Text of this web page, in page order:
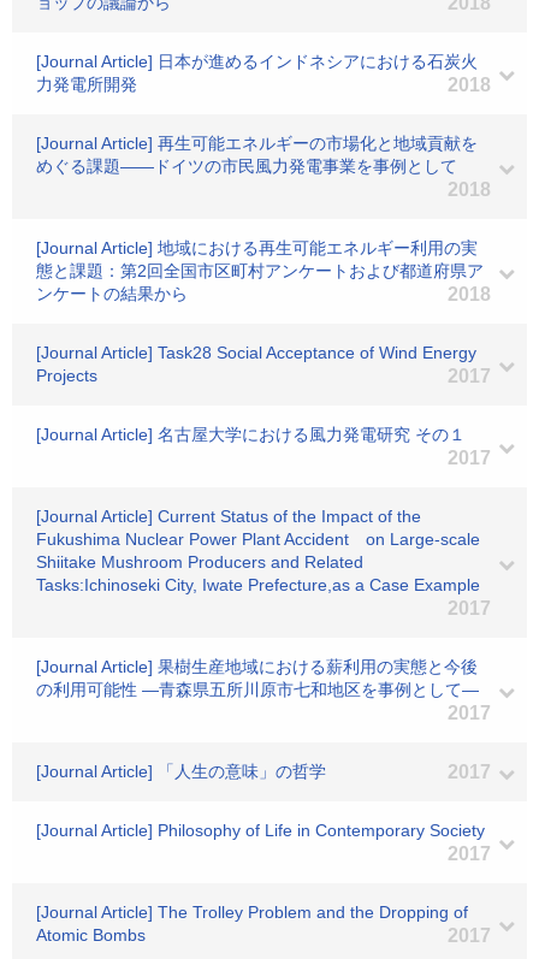
[Journal Article] 日本が進めるインドネシアにおける石炭火
力発電所開発
2018
[Journal Article] 再生可能エネルギーの市場化と地域貢献を
めぐる課題――ドイツの市民風力発電事業を事例として
2018
[Journal Article] 地域における再生可能エネルギー利用の実
態と課題：第2回全国市区町村アンケートおよび都道府県ア
ンケートの結果から
2018
[Journal Article] Task28 Social Acceptance of Wind Energy
Projects
2017
[Journal Article] 名古屋大学における風力発電研究 その１
2017
[Journal Article] Current Status of the Impact of the
Fukushima Nuclear Power Plant Accident on Large-scale
Shiitake Mushroom Producers and Related
Tasks:Ichinoseki City, Iwate Prefecture,as a Case Example
2017
[Journal Article] 果樹生産地域における薪利用の実態と今後
の利用可能性 ―青森県五所川原市七和地区を事例として―
2017
[Journal Article] 「人生の意味」の哲学 2017
[Journal Article] Philosophy of Life in Contemporary Society
2017
[Journal Article] The Trolley Problem and the Dropping of
Atomic Bombs
2017